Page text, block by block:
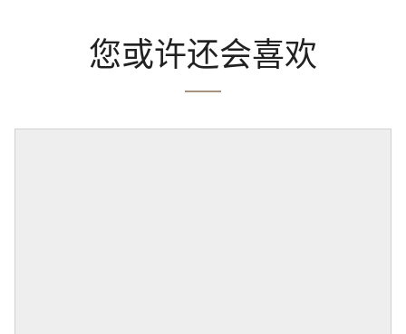
您或许还会喜欢